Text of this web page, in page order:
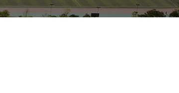
대학생활 가이드